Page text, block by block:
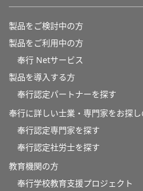
製品をご検討中の方
製品をご利用中の方
奉行 Netサービス
製品を導入する方
奉行認定パートナーを探す
奉行に詳しい士業・専門家をお探し
奉行認定専門家を探す
奉行認定社労士を探す
教育機関の方
奉⾏学校教育⽀援プロジェクト